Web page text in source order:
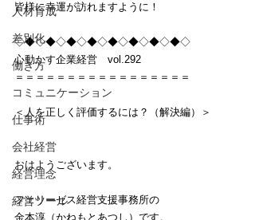
人材育成
差別化
働き方
コミュニケーション
仕事術
会社経営
経営理念
経営ツール
皆様に幸運が訪れますように！
◇◆◇◆◇◆◇◆◇◆◇◆◇◆◇◆◇
心動かす企業経営　vol.292
＝＝＝＝＝＝＝＝＝＝＝＝＝＝＝＝＝
＜人を正しく評価するには？（解決編）＞
おはようございます。
フェリーゼス経営支援事務所の
金本淳（かねもとあつし）です。